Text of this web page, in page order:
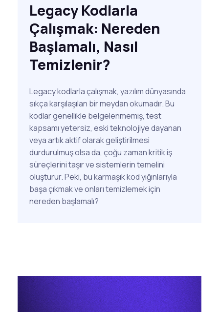
Legacy Kodlarla
Çalışmak: Nereden
Başlamalı, Nasıl
Temizlenir?
Legacy kodlarla çalışmak, yazılım dünyasında
sıkça karşılaşılan bir meydan okumadır. Bu
kodlar genellikle belgelenmemiş, test
kapsamı yetersiz, eski teknolojiye dayanan
veya artık aktif olarak geliştirilmesi
durdurulmuş olsa da, çoğu zaman kritik iş
süreçlerini taşır ve sistemlerin temelini
oluşturur. Peki, bu karmaşık kod yığınlarıyla
başa çıkmak ve onları temizlemek için
nereden başlamalı?